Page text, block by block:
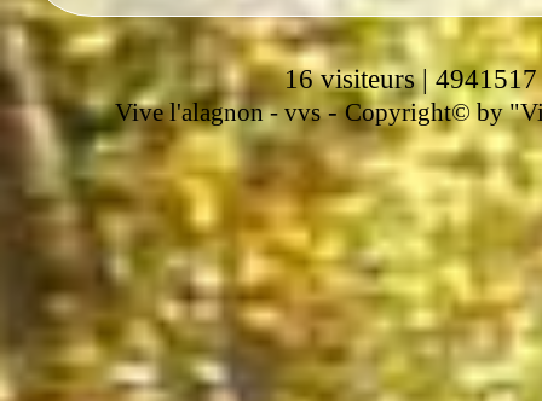
16 visiteurs | 4941517
Vive l'alagnon -vvs-Copyright© by